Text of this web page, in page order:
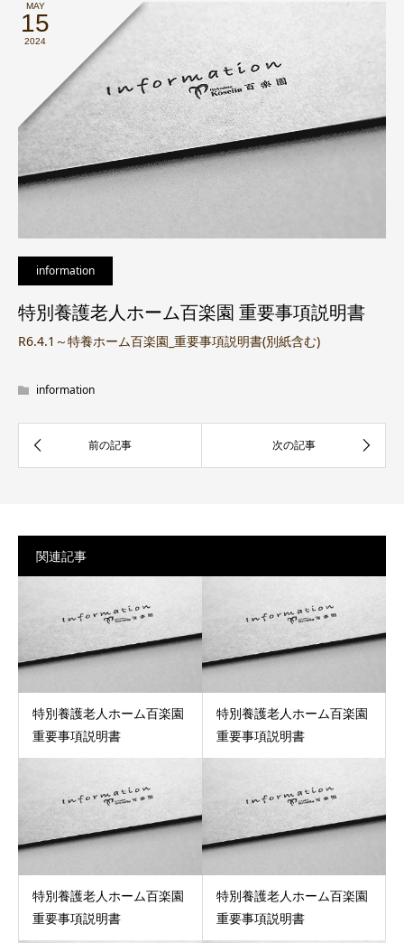
MAY
15
2024
information
特別養護老人ホーム百楽園 重要事項説明書
R6.4.1～特養ホーム百楽園_重要事項説明書(別紙含む)
information
関連記事
特別養護老人ホーム百楽園
重要事項説明書
特別養護老人ホーム百楽園
重要事項説明書
特別養護老人ホーム百楽園
重要事項説明書
特別養護老人ホーム百楽園
重要事項説明書